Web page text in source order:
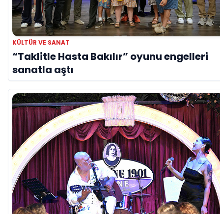
KÜLTÜR VE SANAT
“Taklitle Hasta Bakılır” oyunu engelleri
sanatla aştı